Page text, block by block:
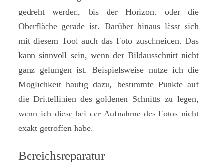
gedreht werden, bis der Horizont oder die
Oberfläche gerade ist. Darüber hinaus lässt sich
mit diesem Tool auch das Foto zuschneiden. Das
kann sinnvoll sein, wenn der Bildausschnitt nicht
ganz gelungen ist. Beispielsweise nutze ich die
Möglichkeit häufig dazu, bestimmte Punkte auf
die Drittellinien des goldenen Schnitts zu legen,
wenn ich diese bei der Aufnahme des Fotos nicht
exakt getroffen habe.
Bereichsreparatur